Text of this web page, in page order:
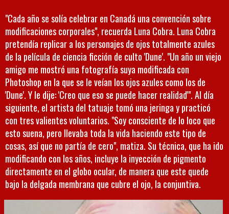
"Cada año se solía celebrar en Canadá una convención sobre
modificaciones corporales", recuerda Luna Cobra. Luna Cobra
pretendía replicar a los personajes de ojos totalmente azules
de la película de ciencia ficción de culto 'Dune'. "Un año un viejo
amigo me mostró una fotografía suya modificada con
Photoshop en la que se le veían los ojos azules como los de
'Dune'. Y le dije: 'Creo que eso se puede hacer realidad'". Al día
siguiente, el artista del tatuaje tomó una jeringa y practicó
con tres valientes voluntarios. "Soy consciente de lo loco que
esto suena, pero llevaba toda la vida haciendo este tipo de
cosas, así que no partía de cero", matiza. Su técnica, que ha ido
modificando con los años, incluye la inyección de pigmento
directamente en el globo ocular, de manera que este quede
bajo la delgada membrana que cubre el ojo, la conjuntiva.